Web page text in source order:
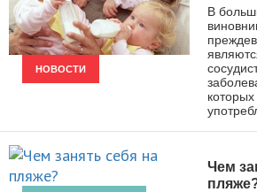
НОВОСТИ
В
Чем